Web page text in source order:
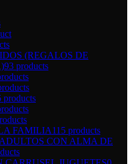
(REGALOS DE
93 products
products
FAMILIA115 products
CON ALMA DE